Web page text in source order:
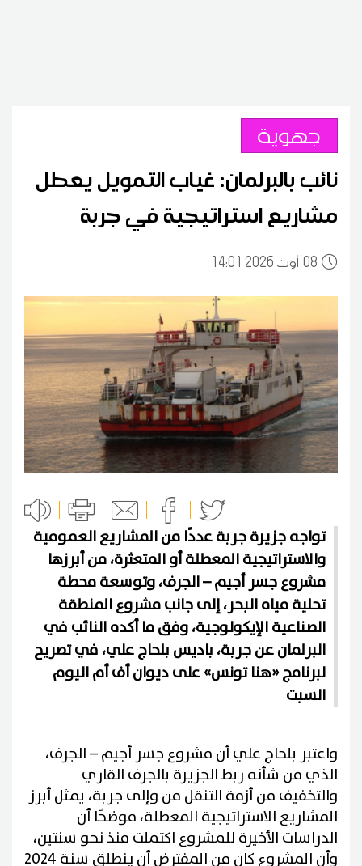
جهوية
نائب بالبرلمان: غياب التمويل يعطل
مشاريع استراتيجية في جربة
0814:01 2026 أوت
تواجه جزيرة جربة عددًا من المشاريع العمومية
والاستراتيجية المعطلة أو المتعثرة، من أبرزها
مشروع جسر أجيم – الجرف، وتوسعة محطة
تحلية مياه البحر، إلى جانب مشروع المنطقة
الصناعية الإيكولوجية، وفق ما أكده النائب في
البرلمان عن جربة، باديس بلحاج علي، في تصريح
لبرنامج «هنا تونس» على ديوان أف أم اليوم
السبت
واعتبر بلحاج علي أن مشروع جسر أجيم – الجرف،
الذي من شأنه ربط الجزيرة بالجرف القاري
والتخفيف من أزمة التنقل من وإلى جربة، يمثل أبرز
المشاريع الاستراتيجية المعطلة، موضحًا أن
الدراسات الأخيرة للمشروع اكتملت منذ نحو سنتين،
وأن المشروع كان من المفترض أن ينطلق سنة 2024